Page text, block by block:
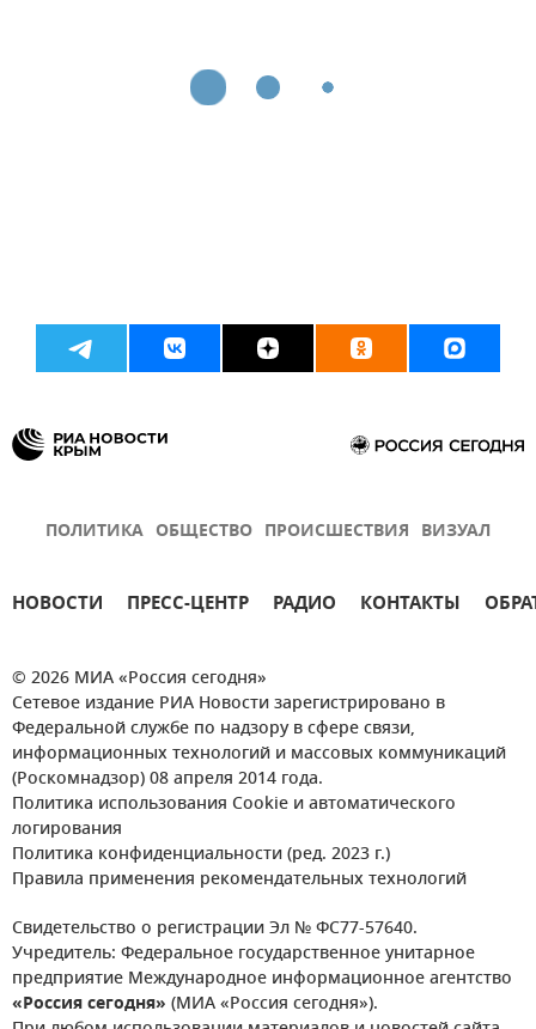
ПОЛИТИКА ОБЩЕСТВО ПРОИСШЕСТВИЯ ВИЗУАЛ
НОВОСТИ ПРЕСС-ЦЕНТР РАДИО КОНТАКТЫ
© 2026 МИА «Россия сегодня»
Сетевое издание РИА Новости зарегистрировано в
Федеральной службе по надзору в сфере связи,
информационных технологий и массовых коммуникаций
(Роскомнадзор) 08 апреля 2014 года.
Политика использования Cookie и автоматического
логирования
Политика конфиденциальности (ред. 2023 г.)
Правила применения рекомендательных технологий
Свидетельство о регистрации Эл № ФС77-57640.
Учредитель: Федеральное государственное унитарное
предприятие Международное информационное агентство
«Россия сегодня» (МИА «Россия сегодня»).